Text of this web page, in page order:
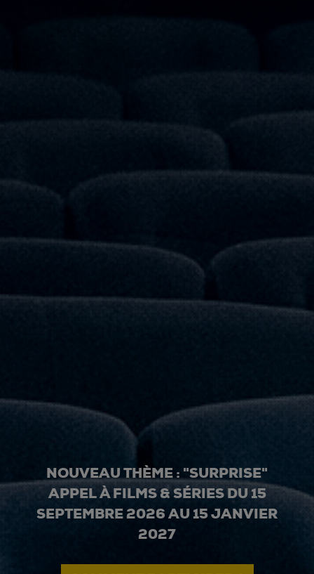
NOUVEAU THÈME : "SURPRISE"
APPEL À FILMS & SÉRIES DU 15
SEPTEMBRE 2026 AU 15 JANVIER
2027